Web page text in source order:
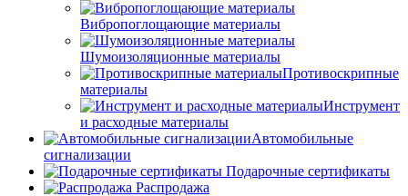
Вибропоглощающие материалы
Шумоизоляционные материалы
Противоскрипные
материалы
Инструмент
и расходные материалы
Автомобильные
сигнализации
Подарочные сертификаты
Распродажа